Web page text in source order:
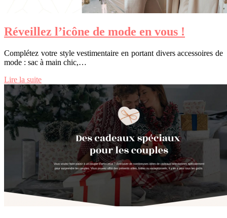
Réveillez l’icône de mode en vous !
Complétez votre style vestimentaire en portant divers accessoires de
mode : sac à main chic,…
Lire la suite